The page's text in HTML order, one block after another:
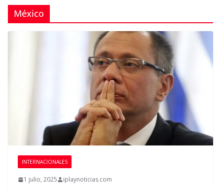
México
INTERNACIONALES
1 julio, 2025 iplaynoticias.com